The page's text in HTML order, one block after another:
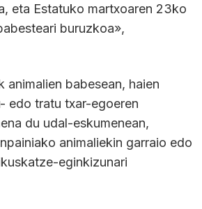
eta Estatuko martxoaren 23ko
buruzkoa»,
animalien babesean, haien
edo tratu txar-egoeren
du udal-eskumenean,
animaliekin garraio edo
eginkizunari